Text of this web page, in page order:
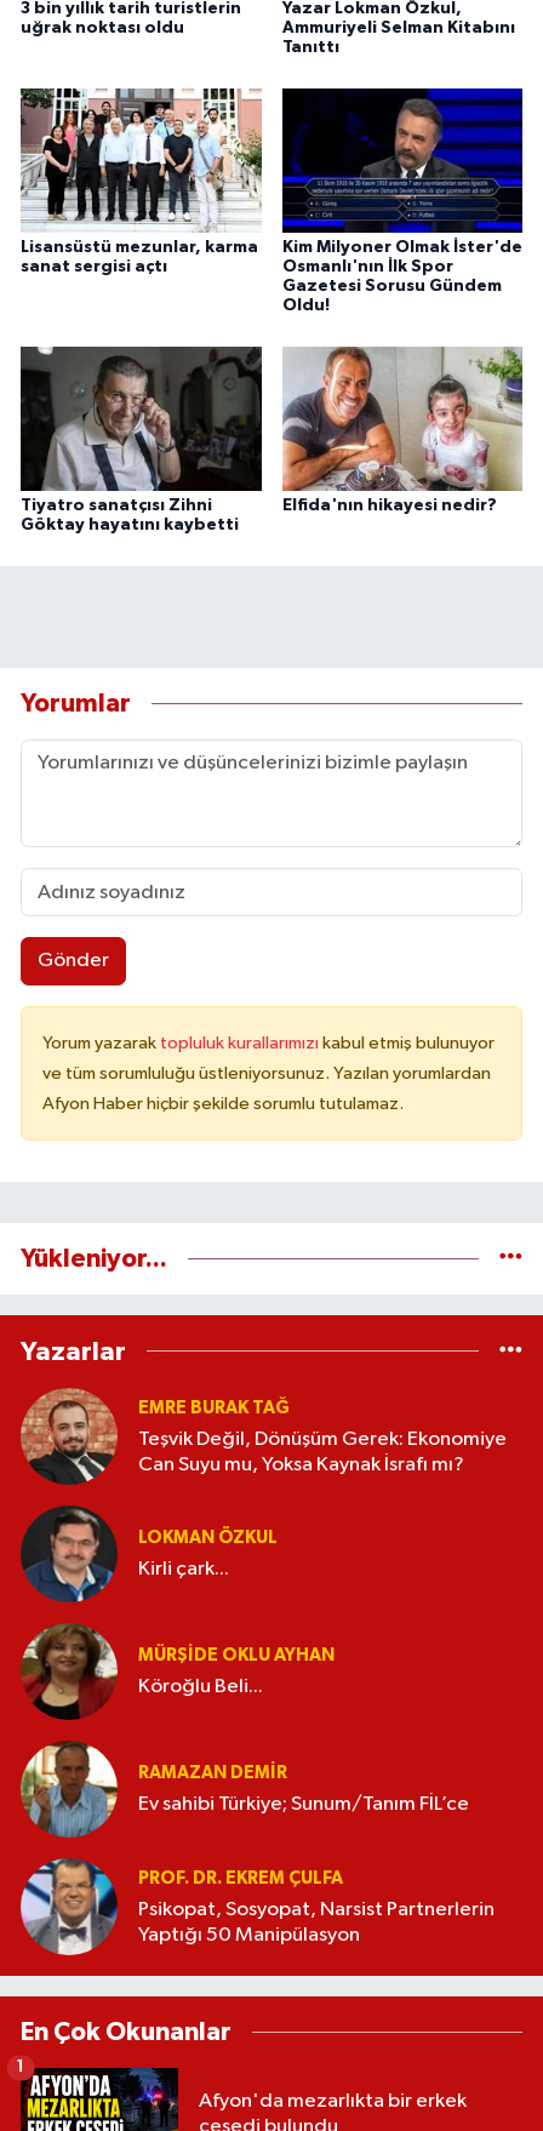
3 bin yıllık tarih turistlerin
uğrak noktası oldu
Yazar Lokman Özkul,
Ammuriyeli Selman Kitabını
Tanıttı
Lisansüstü mezunlar, karma
sanat sergisi açtı
Kim Milyoner Olmak İster'de
Osmanlı'nın İlk Spor
Gazetesi Sorusu Gündem
Oldu!
Tiyatro sanatçısı Zihni
Göktay hayatını kaybetti
Elfida'nın hikayesi nedir?
Yorumlar
Gönder
Yorum yazarak topluluk kurallarımızı kabul etmiş bulunuyor
ve tüm sorumluluğu üstleniyorsunuz. Yazılan yorumlardan
Afyon Haber hiçbir şekilde sorumlu tutulamaz.
Yükleniyor...
Yazarlar
EMRE BURAK TAĞ
Teşvik Değil, Dönüşüm Gerek: Ekonomiye
Can Suyu mu, Yoksa Kaynak İsrafı mı?
LOKMAN ÖZKUL
Kirli çark...
MÜRŞIDE OKLU AYHAN
Köroğlu Beli...
RAMAZAN DEMİR
Ev sahibi Türkiye; Sunum/Tanım FİL’ce
PROF. DR. EKREM ÇULFA
Psikopat, Sosyopat, Narsist Partnerlerin
Yaptığı 50 Manipülasyon
En Çok Okunanlar
Afyon'da mezarlıkta bir erkek
cesedi bulundu
1